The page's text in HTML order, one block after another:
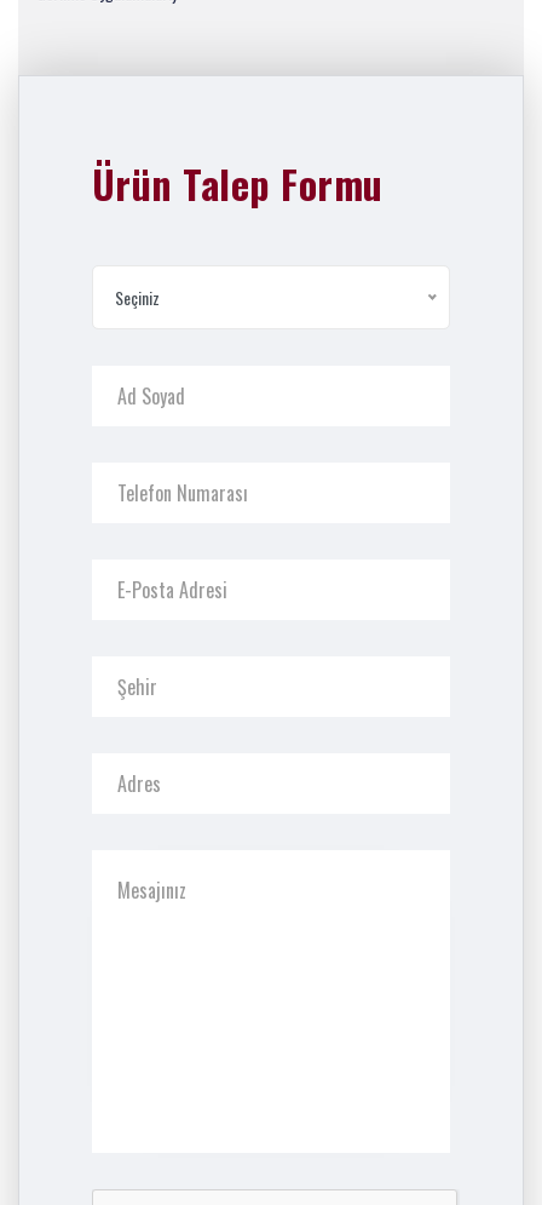
Ürün Talep Formu
Seçiniz